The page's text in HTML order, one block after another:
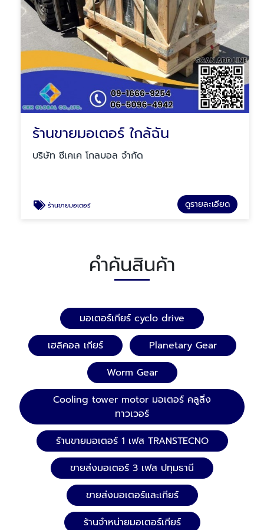
ร้านขายมอเตอร์ ใกล้ฉัน
บริษัท ซีเคเค โกลบอล จำกัด
ร้านขายมอเตอร์ ดูรายละเอียด
คำค้นสินค้า
มอเตอร์เกียร์ cyclo drive
เฮลิคอล เกียร์
Planetary Gear
Worm Gear
Cooling tower motor มอเตอร์ คลูลิ่ง
ทาวเวอร์
ร้านขายมอเตอร์ 1 เฟส TRANSTECNO
ขายส่งมอเตอร์ 3 เฟส ปทุมธานี
ขายส่งมอเตอร์และเกียร์
ร้านจำหน่ายมอเตอร์เกียร์